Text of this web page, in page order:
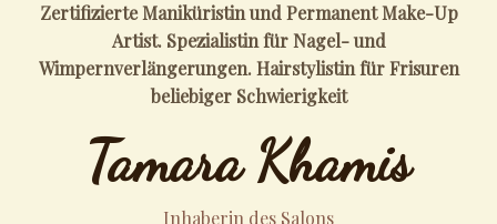
Zertifizierte Maniküristin und Permanent Make-Up
Artist. Spezialistin für Nagel- und
Wimpernverlängerungen. Hairstylistin für Frisuren
beliebiger Schwierigkeit
Tamara Khamis
Inhaberin des Salons